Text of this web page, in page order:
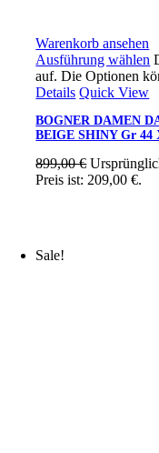
Warenkorb ansehen
Ausführung wählen
auf. Die Optionen
Details Quick View
BOGNER DAMEN
BEIGE SHINY Gr 44
899,00€
Preis ist: 209,00 €.
Sale!